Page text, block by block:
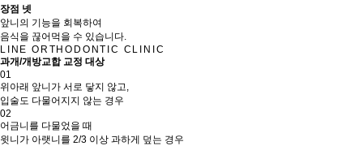
장점 넷
앞니의 기능을 회복하여
음식을 끊어먹을 수 있습니다.
LINE ORTHODONTIC CLINIC
과개/개방교합 교정 대상
01
위아래 앞니가 서로 닿지 않고,
입술도 다물어지지 않는 경우
02
어금니를 다물었을 때
윗니가 아랫니를 2/3 이상 과하게 덮는 경우